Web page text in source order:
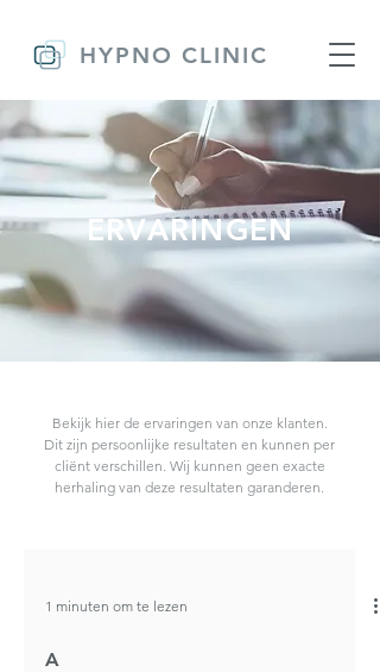
HYPNO CLINIC
ERVARINGEN
Bekijk hier de ervaringen van onze klanten.
Dit zijn persoonlijke resultaten en kunnen per
cliënt verschillen. Wij kunnen geen exacte
herhaling van deze resultaten garanderen.
1 minuten om te lezen
A